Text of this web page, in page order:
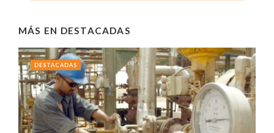
MÁS EN DESTACADAS
DESTACADAS